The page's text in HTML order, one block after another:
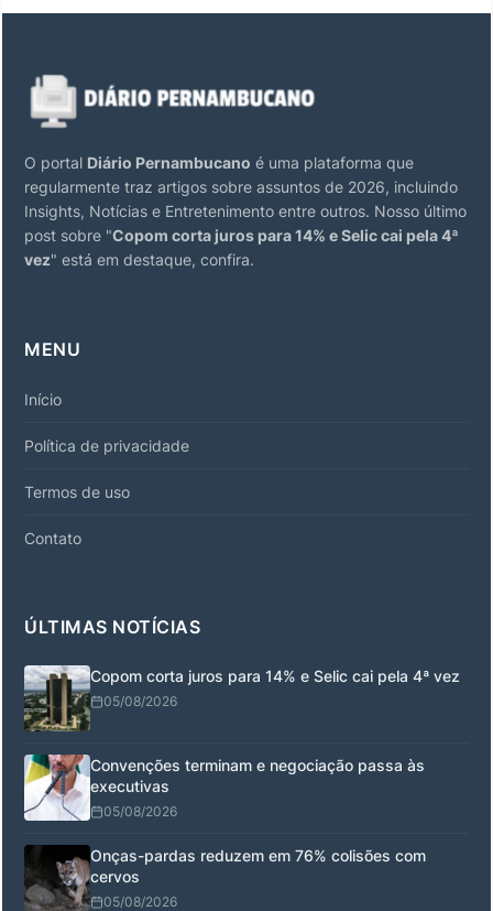
O portal Diário Pernambucano é uma plataforma que
regularmente traz artigos sobre assuntos de 2026, incluindo
Insights, Notícias e Entretenimento entre outros. Nosso último
post sobre "Copom corta juros para 14% e Selic cai pela 4ª
vez" está em destaque, confira.
MENU
Início
Política de privacidade
Termos de uso
Contato
ÚLTIMAS NOTÍCIAS
Copom corta juros para 14% e Selic cai pela 4ª vez
05/08/2026
Convenções terminam e negociação passa às
executivas
05/08/2026
Onças-pardas reduzem em 76% colisões com
cervos
05/08/2026